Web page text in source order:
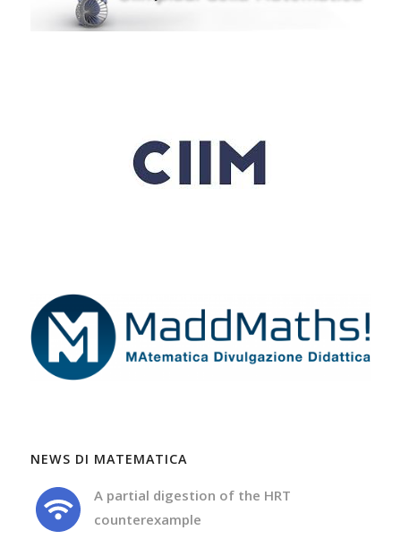
NEWS DI MATEMATICA
A partial digestion of the HRT
counterexample